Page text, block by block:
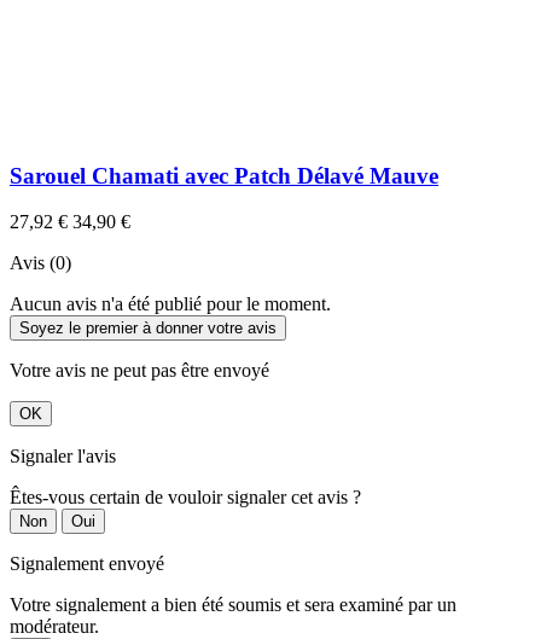
Sarouel Chamati avec Patch Délavé Mauve
27,92 € 34,90 €
Avis (0)
Aucun avis n'a été publié pour le moment.
Soyez le premier à donner votre avis
Votre avis ne peut pas être envoyé
OK
Signaler l'avis
Êtes-vous certain de vouloir signaler cet avis ?
Non Oui
Signalement envoyé
Votre signalement a bien été soumis et sera examiné par un
modérateur.